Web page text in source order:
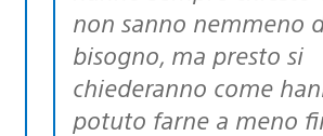
non sanno nemmeno
bisogno, ma presto si
chiederanno come
potuto farne a meno